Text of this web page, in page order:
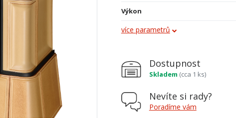
Výkon
Obklad
Vývod kouřovodu
Varná plotna
více parametrů
Dostupnost
Skladem (cca 1 ks)
Nevíte si rady?
Poradíme vám